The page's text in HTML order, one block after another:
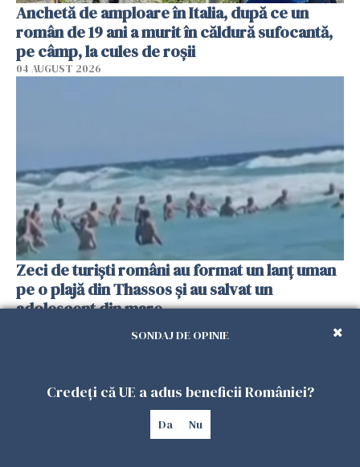
Anchetă de amploare în Italia, după ce un
român de 19 ani a murit în căldură sufocantă,
pe câmp, la cules de roșii
04 AUGUST 2026
Zeci de turiști români au format un lanț uman
pe o plajă din Thassos și au salvat un
adolescent din mare
SONDAJ DE OPINIE
Credeți că UE a adus beneficii României?
Da Nu